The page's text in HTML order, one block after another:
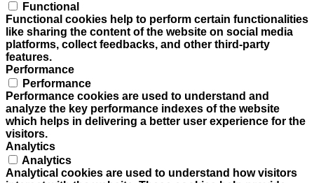
Functional
Functional cookies help to perform certain functionalities
like sharing the content of the website on social media
platforms, collect feedbacks, and other third-party
features.
Performance
Performance
Performance cookies are used to understand and
analyze the key performance indexes of the website
which helps in delivering a better user experience for the
visitors.
Analytics
Analytics
Analytical cookies are used to understand how visitors